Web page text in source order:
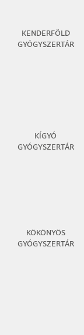
KENDERFÖLD
GYÓGYSZERTÁR
KÍGYÓ
GYÓGYSZERTÁR
KÖKÖNYÖS
GYÓGYSZERTÁR